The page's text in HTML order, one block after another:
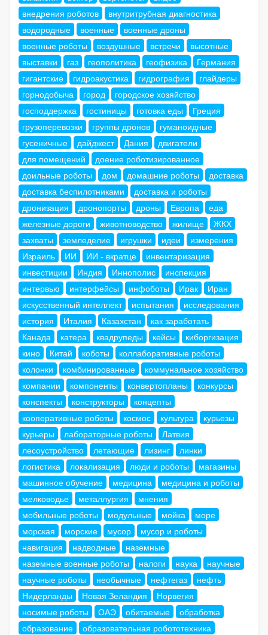
внедрения роботов
внутритрубная диагностика
водородные
военные
военные дроны
военные роботы
воздушные встречи
высотные
выставки
газ геополитика геофизика
Германия
гигантские
гидроакустика гидрография
глайдеры
горнодобыча
город
городское хозяйство
господдержка
гостиницы готовка еды
Греция
грузоперевозки
группы дронов
гуманоидные
гусеничные
дайджест Дания
двигатели
для помещений
доение роботизированное
доильные роботы
дом домашние роботы
доставка
доставка беспилотниками
доставка и роботы
дронизация
дронопорты дроны Европа
еда
железные дороги
животноводство жилище
ЖКХ
захваты
земледелие игрушки идеи
измерения
Израиль
ИИ ИИ - вкратце
инвентаризация
инвестиции
Индия Иннополис
инспекция
интервью
интерфейсы инфоботы Ирак
Иран
искусственный интеллект
испытания
исследования
история
Италия Казахстан
как заработать
Канада
катера квадрупеды кейсы
киборгизация
кино
Китай коботы
коллаборативные роботы
колонки
комбинированные
коммунальное хозяйство
компании
компоненты конвертопланы
конкурсы
конспекты
конструкторы
концепты
кооперативные роботы
космос культура
курьезы
курьеры
лабораторные роботы
Латвия
лесоустройство
летающие лизинг
линки
логистика
локализация люди и роботы
магазины
машинное обучение
медицина
медицина и роботы
мелководье
металлургия
мнения
мобильные роботы
модульные мойка
море
морская
морские мусор
мусор и роботы
навигация
надводные
наземные
наземные военные роботы
налоги наука
научные
научные роботы
необычные нефтегаз
нефть
Нидерланды
Новая Зеландия
Норвегия
носимые роботы
ОАЭ обитаемые
обработка
образование
образовательная робототехника